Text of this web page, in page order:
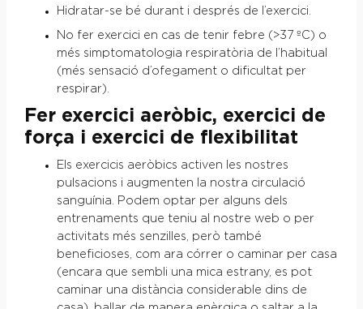
Hidratar-se bé durant i després de l’exercici.
No fer exercici en cas de tenir febre (>37 ºC) o
més simptomatologia respiratòria de l’habitual
(més sensació d’ofegament o dificultat per
respirar).
Fer exercici aeròbic, exercici de
força i exercici de flexibilitat
Els exercicis aeròbics activen les nostres
pulsacions i augmenten la nostra circulació
sanguínia. Podem optar per alguns dels
entrenaments que teniu al nostre web o per
activitats més senzilles, però també
beneficioses, com ara córrer o caminar per casa
(encara que sembli una mica estrany, es pot
caminar una distància considerable dins de